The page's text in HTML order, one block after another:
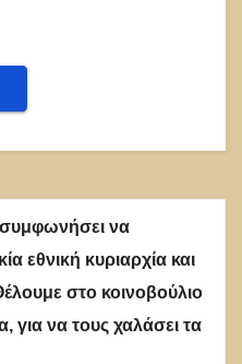
συμφωνήσει να
εθνική κυριαρχία και
στο κοινοβούλιο
για να τους χαλάσει τα